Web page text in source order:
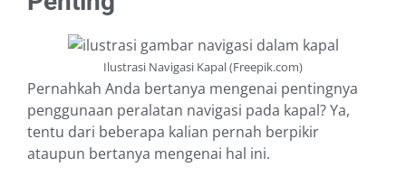
Ilustrasi Navigasi Kapal (Freepik.com)
Pernahkah Anda bertanya mengenai pentingnya
penggunaan peralatan navigasi pada kapal? Ya,
tentu dari beberapa kalian pernah berpikir
ataupun bertanya mengenai hal ini.